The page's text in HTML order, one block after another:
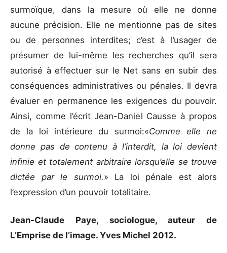
surmoïque, dans la mesure où elle ne donne
aucune précision. Elle ne mentionne pas de sites
ou de personnes interdites; c’est à l’usager de
présumer de lui-même les recherches qu’il sera
autorisé à effectuer sur le Net sans en subir des
conséquences administratives ou pénales. Il devra
évaluer en permanence les exigences du pouvoir.
Ainsi, comme l’écrit Jean-Daniel Causse à propos
de la loi intérieure du surmoi:«Comme elle ne
donne pas de contenu à l’interdit, la loi devient
infinie et totalement arbitraire lorsqu’elle se trouve
dictée par le surmoi.» La loi pénale est alors
l’expression d’un pouvoir totalitaire.
Jean-Claude Paye, sociologue, auteur de
L’Emprise de l’image. Yves Michel 2012.